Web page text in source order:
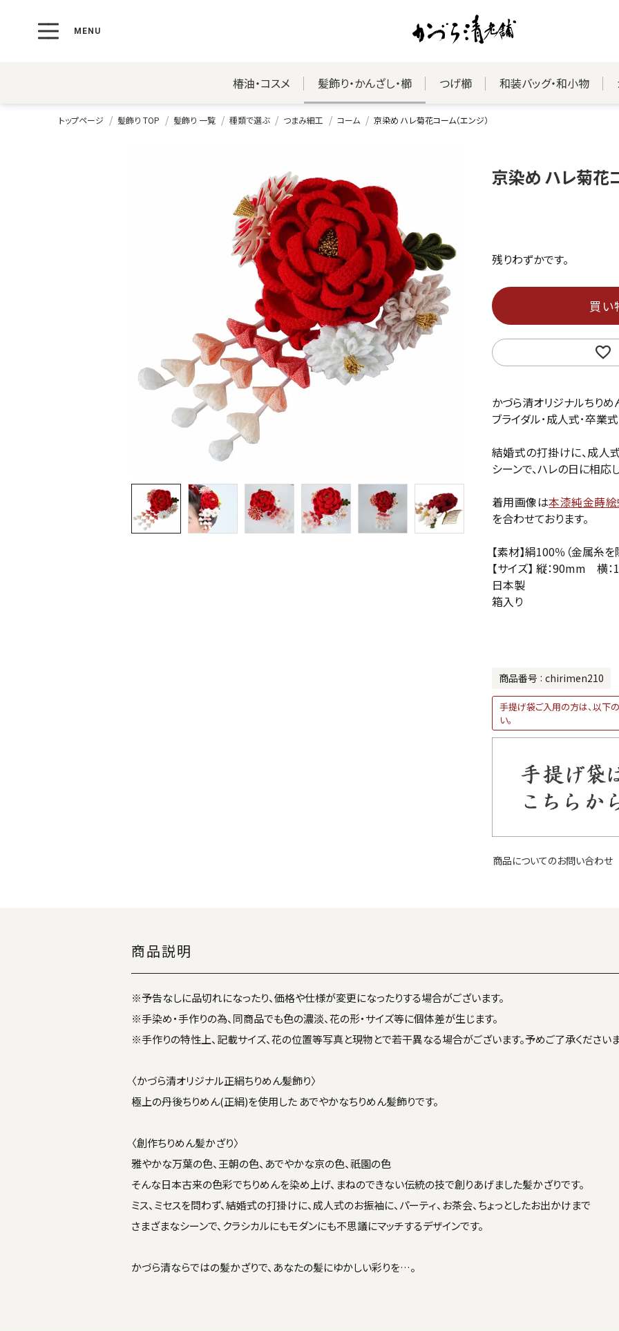
椿油・コスメ 髪飾り・かんざし・櫛 つげ櫛 和装バッグ・和小物
トップページ 髪飾り TOP 髪飾り 一覧 種類で選ぶ つまみ細工 コーム 京染め ハレ菊花コーム（エンジ）
京染め ハレ菊花
残りわずかです。
買い
かづら清オリジナルちりめ
ブライダル･成人式･卒業
結婚式の打掛けに、成人
シーンで、ハレの日に相応
着用画像は本漆純金蒔絵
を合わせております。
【素材】絹100％（金属糸を
【サイズ】 縦：90mm 横
日本製
箱入り
商品番号 chirimen210
手提げ袋ご入用の方は、以下
い。
商品についてのお問い合わせ
商品説明
※予告なしに品切れになったり、価格や仕様が変更になったりする場合がございます。
※手染め・手作りの為、同商品でも色の濃淡、花の形・サイズ等に個体差が生じます。
※手作りの特性上、記載サイズ、花の位置等写真と現物とで若干異なる場合がございます。予めご了承ください
〈かづら清オリジナル正絹ちりめん髪飾り〉
極上の丹後ちりめん(正絹)を使用した あでやかなちりめん髪飾りです。
〈創作ちりめん髪かざり〉
雅やかな万葉の色、王朝の色、あでやかな京の色、祇園の色
そんな日本古来の色彩でちりめんを染め上げ、まねのできない伝統の技で創りあげました髪かざりです。
ミス、ミセスを問わず、結婚式の打掛けに、成人式のお振袖に、パーティ、お茶会、ちょっとしたお出かけまで
さまざまなシーンで、クラシカルにもモダンにも不思議にマッチするデザインです。
かづら清ならではの髪かざりで、あなたの髪にゆかしい彩りを…。